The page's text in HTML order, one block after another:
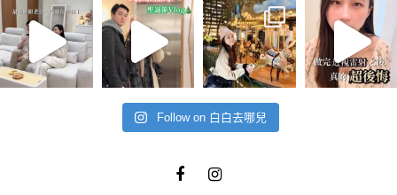
Follow on 白白去哪兒